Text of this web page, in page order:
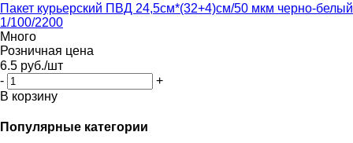
Пакет курьерский ПВД 24,5см*(32+4)см/50 мкм черно-белый
1/100/2200
Много
Розничная цена
6.5 руб./шт
-
+
В корзину
Популярные категории